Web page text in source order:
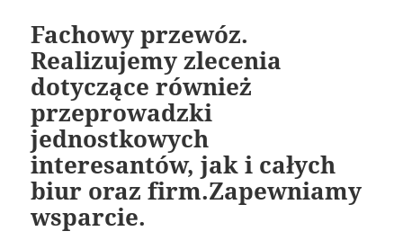
Fachowy przewóz.
Realizujemy zlecenia
dotyczące również
przeprowadzki
jednostkowych
interesantów, jak i całych
biur oraz firm.Zapewniamy
wsparcie.